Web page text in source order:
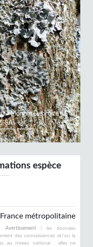
© Morvan Debroize - CC
SA
Next
espèce
métropolitaine
Avertissement : les données
des connaissances et/ou la
au niveau national : elles ne